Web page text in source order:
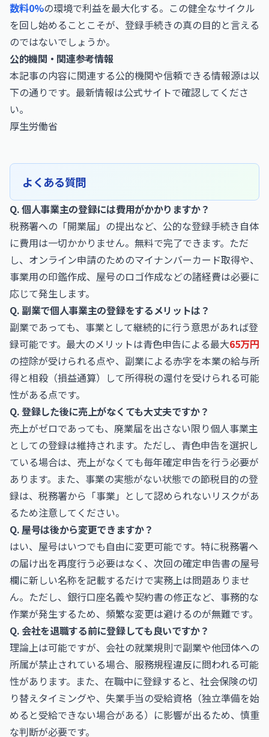
数料0%の環境で利益を最大化する。この健全なサイクル
を回し始めることこそが、登録手続きの真の目的と言える
のではないでしょうか。
公的機関・関連参考情報
本記事の内容に関連する公的機関や信頼できる情報源は以
下の通りです。最新情報は公式サイトで確認してくださ
い。
厚生労働省
よくある質問
Q. 個人事業主の登録には費用がかかりますか？
税務署への「開業届」の提出など、公的な登録手続き自体
に費用は一切かかりません。無料で完了できます。ただ
し、オンライン申請のためのマイナンバーカード取得や、
事業用の印鑑作成、屋号のロゴ作成などの諸経費は必要に
応じて発生します。
Q. 副業で個人事業主の登録をするメリットは？
副業であっても、事業として継続的に行う意思があれば登
録可能です。最大のメリットは青色申告による最大65万円
の控除が受けられる点や、副業による赤字を本業の給与所
得と相殺（損益通算）して所得税の還付を受けられる可能
性がある点です。
Q. 登録した後に売上がなくても大丈夫ですか？
売上がゼロであっても、廃業届を出さない限り個人事業主
としての登録は維持されます。ただし、青色申告を選択し
ている場合は、売上がなくても毎年確定申告を行う必要が
あります。また、事業の実態がない状態での節税目的の登
録は、税務署から「事業」として認められないリスクがあ
るため注意してください。
Q. 屋号は後から変更できますか？
はい、屋号はいつでも自由に変更可能です。特に税務署へ
の届け出を再度行う必要はなく、次回の確定申告書の屋号
欄に新しい名称を記載するだけで実務上は問題ありませ
ん。ただし、銀行口座名義や契約書の修正など、事務的な
作業が発生するため、頻繁な変更は避けるのが無難です。
Q. 会社を退職する前に登録しても良いですか？
理論上は可能ですが、会社の就業規則で副業や他団体への
所属が禁止されている場合、服務規程違反に問われる可能
性があります。また、在職中に登録すると、社会保険の切
り替えタイミングや、失業手当の受給資格（独立準備を始
めると受給できない場合がある）に影響が出るため、慎重
な判断が必要です。